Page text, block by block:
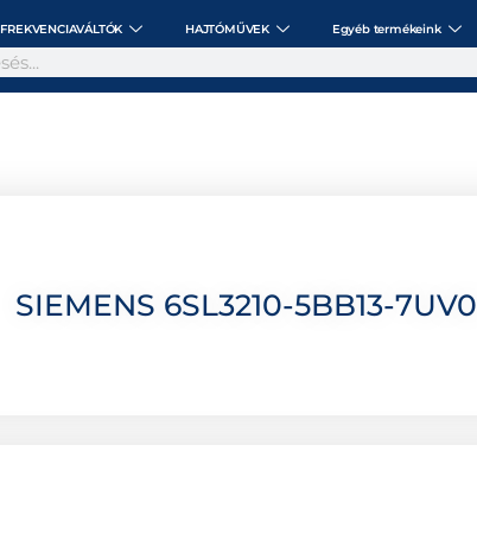
FREKVENCIAVÁLTÓK HAJTÓMŰVEK Egyéb termékeink
SIEMENS 6SL3210-5BB13-7UV0